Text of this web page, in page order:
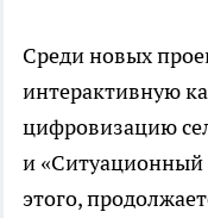
Среди новых
интерактивную
цифровизацию
и «Ситуационный
этого,